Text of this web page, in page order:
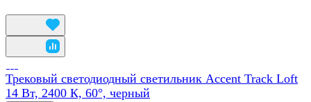
Трековый светодиодный светильник Accent Track Loft
14 Вт, 2400 К, 60°, черный